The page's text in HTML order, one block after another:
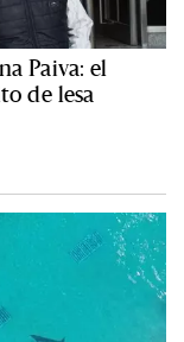
Paiva: el
de lesa